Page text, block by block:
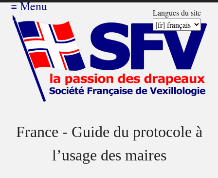
Langues du site
≡Menu
France - Guide du protocole à
l’usage des maires